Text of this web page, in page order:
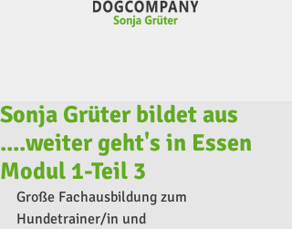
Sonja Grüter bildet aus
....weiter geht's in Essen
Modul 1-Teil 3
Große Fachausbildung zum
Hundetrainer/in und